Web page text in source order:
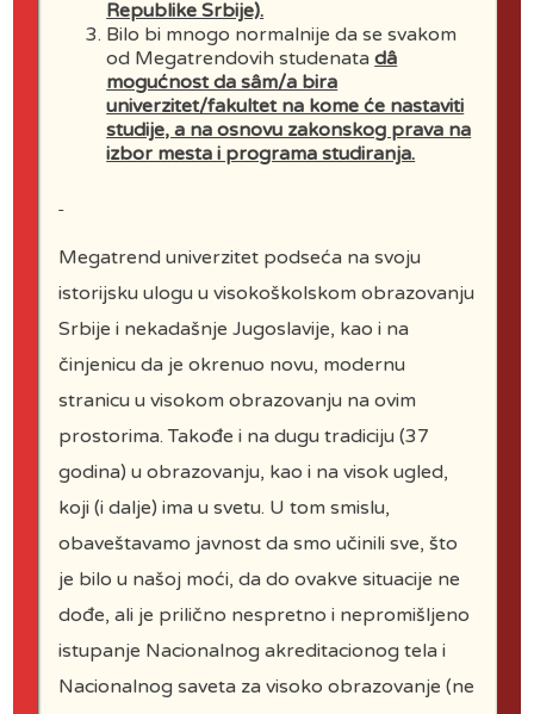
Your opportunity to study
the most popular
programs today
Choose one of12 facultiesat
study programs.
Pre-registration is now under way
for the generation 2022/2023 >>
Republike Srbije).
Bilo bi mnogo normalnije da se svakom
od Megatrendovih studenatadâ
mogućnost da sâm/a bira
univerzitet/fakultet na kome će nastaviti
studije, a na osnovu zakonskog prava na
izbor mesta i programa studiranja.
Megatrend univerzitet podseća na svoju
istorijsku ulogu u visokoškolskom obrazovanju
Srbije i nekadašnje Jugoslavije, kao i na
činjenicu da je okrenuo novu, modernu
stranicu u visokom obrazovanju na ovim
prostorima. Takođe i na dugu tradiciju (37
godina) u obrazovanju, kao i na visok ugled,
koji (i dalje) ima u svetu. U tom smislu,
obaveštavamo javnost da smo učinili sve, što
je bilo u našoj moći, da do ovakve situacije ne
dođe, ali je prilično nespretno i nepromišljeno
istupanje Nacionalnog akreditacionog tela i
Nacionalnog saveta za visoko obrazovanje (ne